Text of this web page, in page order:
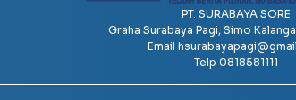
PT. SURABAYA SORE
Graha Surabaya Pagi, Simo
Email
Telp 0818581111